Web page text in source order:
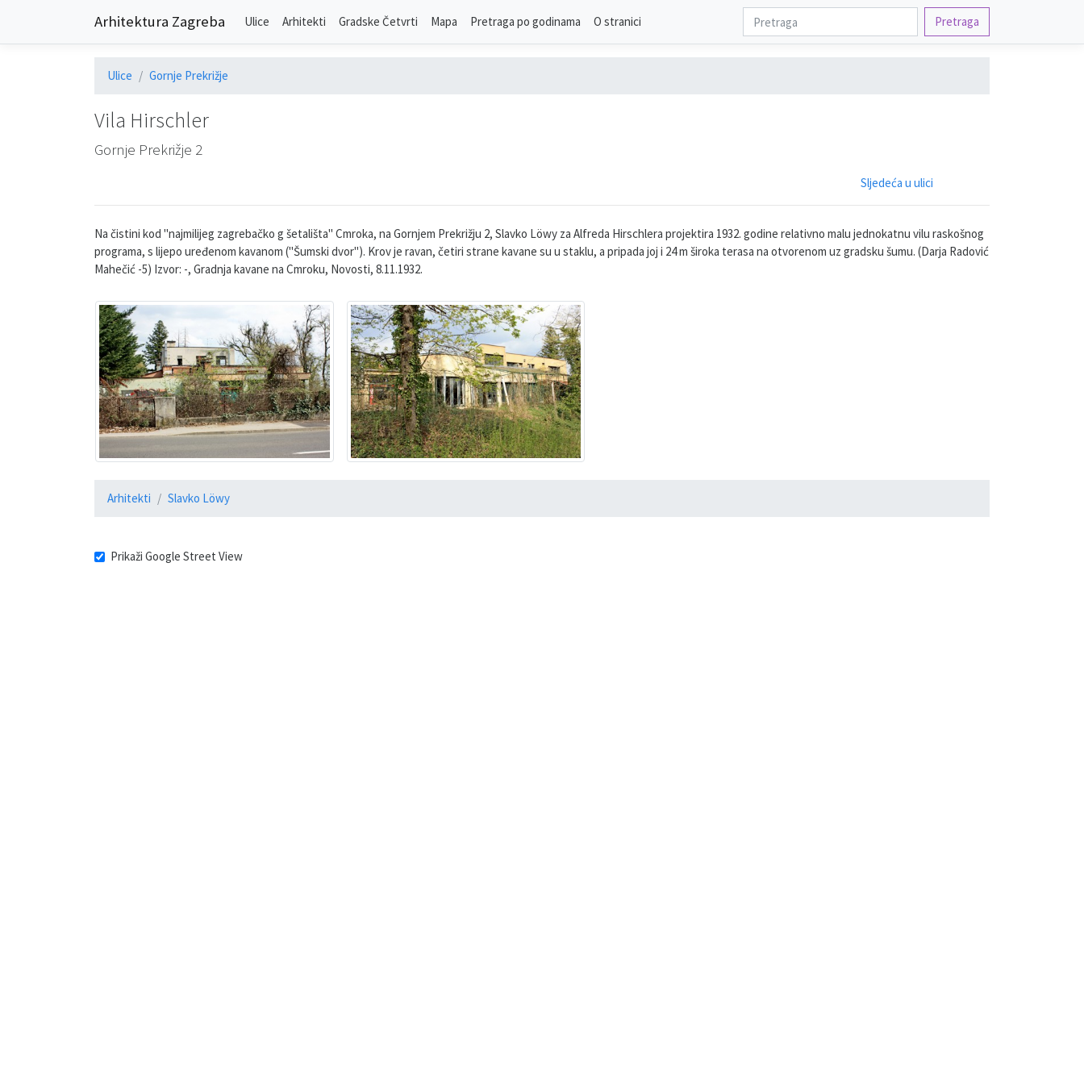
Arhitektura Zagreba Ulice Arhitekti Gradske Četvrti Mapa Pretraga po godinama O stranici Pretraga
Ulice Gornje Prekrižje
Vila Hirschler
Gornje Prekrižje 2
Sljedeća u ulici
Na čistini kod "najmilijeg zagrebačko g šetališta" Cmroka, na Gornjem Prekrižju 2, Slavko Löwy za Alfreda Hirschlera projektira 1932. godine relativno malu jednokatnu vilu raskošnog
programa, s lijepo uređenom kavanom ("Šumski dvor"). Krov je ravan, četiri strane kavane su u staklu, a pripada joj i 24 m široka terasa na otvorenom uz gradsku šumu. (Darja Radović
Mahečić -5) Izvor: -, Gradnja kavane na Cmroku, Novosti, 8.11.1932.
Arhitekti Slavko Löwy
Prikaži Google Street View